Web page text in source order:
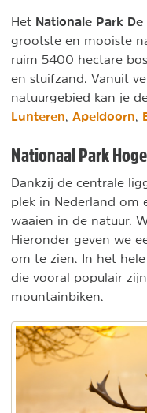
Het Nationale Park
grootste en mooiste
ruim 5400 hectare
en stuifzand. Vanuit
natuurgebied kan je
Lunteren Apeldoorn
Nationaal Park
Dankzij de centrale
plek in Nederland om
waaien in de natuur.
Hieronder geven we
om te zien. In het
die vooral populair
mountainbiken.